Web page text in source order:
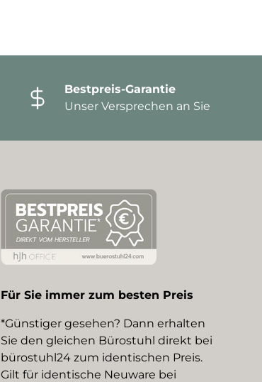
Bestpreis-Garantie
Unser Versprechen an Sie
Für Sie immer zum besten Preis
*Günstiger gesehen? Dann erhalten
Sie den gleichen Bürostuhl direkt bei
bürostuhl24 zum identischen Preis.
Gilt für identische Neuware bei